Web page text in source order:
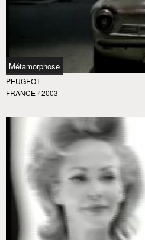
Métamorphose
PEUGEOT
FRANCE / 2003